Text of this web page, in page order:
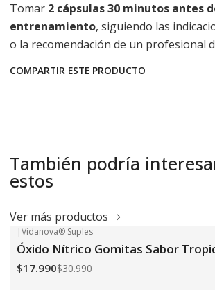
Tomar 2 cápsulas 30 minutos antes
entrenamiento, siguiendo las
o la recomendación de un profesional
COMPARTIR ESTE PRODUCTO
También podría
estos
Ver más productos
-42%
OFF
|Vidanova® Suples
Óxido Nítrico Gomitas Sabor
$17.990$30.990